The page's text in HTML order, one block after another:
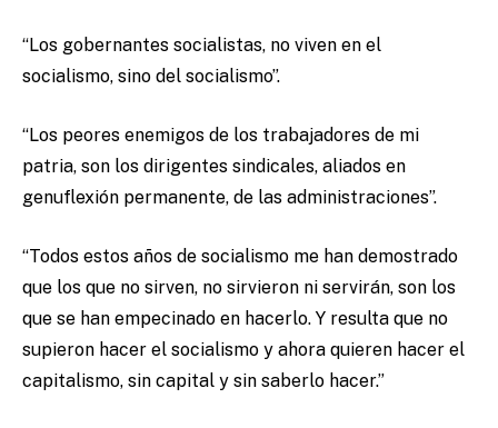
“Los gobernantes socialistas, no viven en el
socialismo, sino del socialismo”.
“Los peores enemigos de los trabajadores de mi
patria, son los dirigentes sindicales, aliados en
genuflexión permanente, de las administraciones”.
“Todos estos años de socialismo me han demostrado
que los que no sirven, no sirvieron ni servirán, son los
que se han empecinado en hacerlo. Y resulta que no
supieron hacer el socialismo y ahora quieren hacer el
capitalismo, sin capital y sin saberlo hacer.”